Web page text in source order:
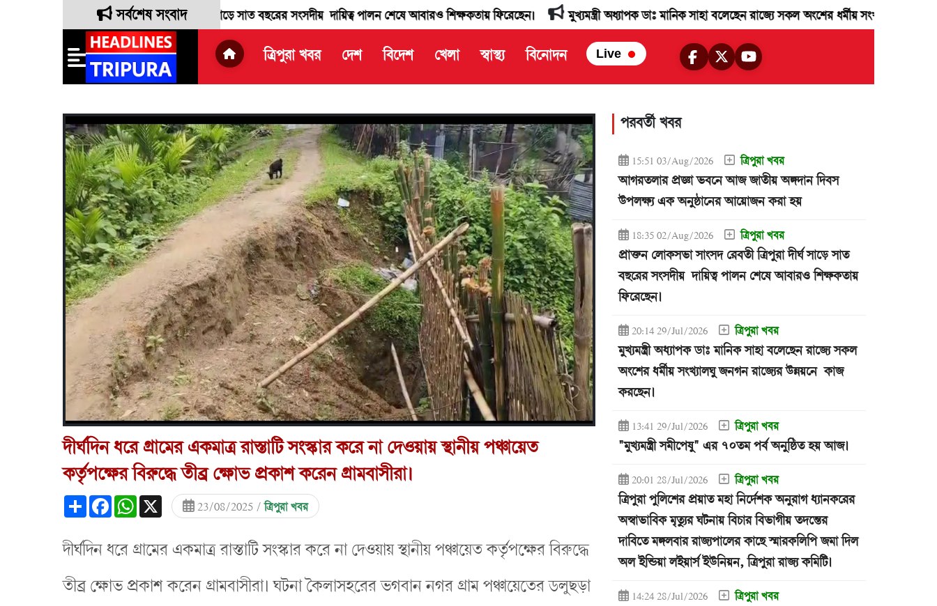
সর্বশেষ সংবাদ
সাংসদ রেবতী ত্রিপুরা দীর্ঘ সাড়ে সাত বছরের সংসদীয় দায়িত্ব পালন শেষে আবারও শিক্ষকতায় ফিরেছেন। মুখ্যমন্ত্রী অধ্যাপক ডাঃ মানিক সাহা বলেছেন রাজ্যে সকল অংশের ধর্মীয় সংখ্যালঘু জনগন রাজ্যের
ত্রিপুরা খবর দেশ বিদেশ খেলা স্বাস্থ্য বিনোদন Live
দীর্ঘদিন ধরে গ্রামের একমাত্র রাস্তাটি সংস্কার করে না দেওয়ায় স্থানীয় পঞ্চায়েত
কর্তৃপক্ষের বিরুদ্ধে তীব্র ক্ষোভ প্রকাশ করেন গ্রামবাসীরা।
Share FacebookWhatsApp 23/08/2025 /ত্রিপুরা খবর
দীর্ঘদিন ধরে গ্রামের একমাত্র রাস্তাটি সংস্কার করে না দেওয়ায় স্থানীয় পঞ্চায়েত কর্তৃপক্ষের বিরুদ্ধে
তীব্র ক্ষোভ প্রকাশ করেন গ্রামবাসীরা। ঘটনা কৈলাসহরের ভগবান নগর গ্রাম পঞ্চায়েতের ডলুছড়া
পরবর্তী খবর
15:51 03/Aug/2026 ত্রিপুরা খবর
আগরতলার প্রজ্ঞা ভবনে আজ জাতীয় অঙ্গদান দিবস
উপলক্ষ্য এক অনুষ্ঠানের আয়োজন করা হয়
18:35 02/Aug/2026 ত্রিপুরা খবর
প্রাক্তন লোকসভা সাংসদ রেবতী ত্রিপুরা দীর্ঘ সাড়ে সাত
বছরের সংসদীয় দায়িত্ব পালন শেষে আবারও শিক্ষকতায়
ফিরেছেন।
20:14 29/Jul/2026 ত্রিপুরা খবর
মুখ্যমন্ত্রী অধ্যাপক ডাঃ মানিক সাহা বলেছেন রাজ্যে সকল
অংশের ধর্মীয় সংখ্যালঘু জনগন রাজ্যের উন্নয়নে কাজ
করছেন।
13:41 29/Jul/2026 ত্রিপুরা খবর
"মুখ্যমন্ত্রী সমীপেষু" এর ৭০তম পর্ব অনুষ্ঠিত হয় আজ।
20:01 28/Jul/2026 ত্রিপুরা খবর
ত্রিপুরা পুলিশের প্রয়াত মহা নির্দেশক অনুরাগ ধ্যানকরের
অস্বাভাবিক মৃত্যুর ঘটনায় বিচার বিভাগীয় তদন্তের
দাবিতে মঙ্গলবার রাজ্যপালের কাছে স্মারকলিপি জমা দিল
অল ইন্ডিয়া লইয়ার্স ইউনিয়ন, ত্রিপুরা রাজ্য কমিটি।
14:24 28/Jul/2026 ত্রিপুরা খবর